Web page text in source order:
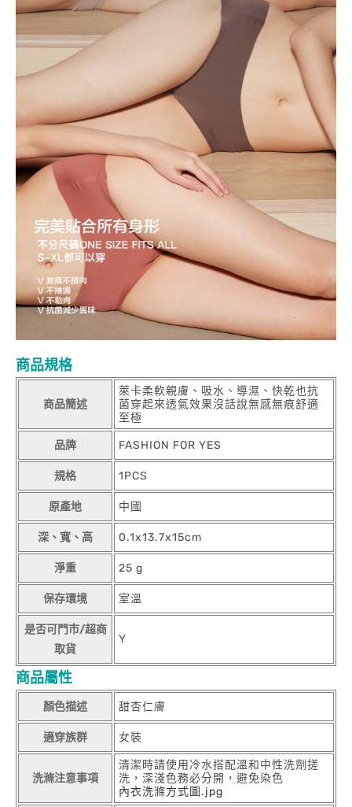
商品規格
商品簡述
萊卡柔軟親膚、吸水、導濕、快乾也抗
菌穿起來透氣效果沒話說無感無痕舒適
至極
品牌 FASHION FOR YES
規格 1PCS
原產地 中國
深、寬、高 0.1x13.7x15cm
淨重 25 g
保存環境 室溫
是否可門市/超商
取貨
Y
商品屬性
顏色描述 甜杏仁膚
適穿族群 女裝
洗滌注意事項
清潔時請使用冷水搭配溫和中性洗劑搓
洗，深淺色務必分開，避免染色
內衣洗滌方式圖.jpg